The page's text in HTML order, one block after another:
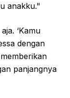
anakku."
‘Kamu
dengan
panjangnya